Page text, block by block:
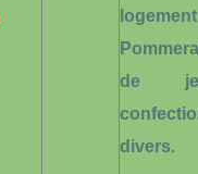
de
divers.